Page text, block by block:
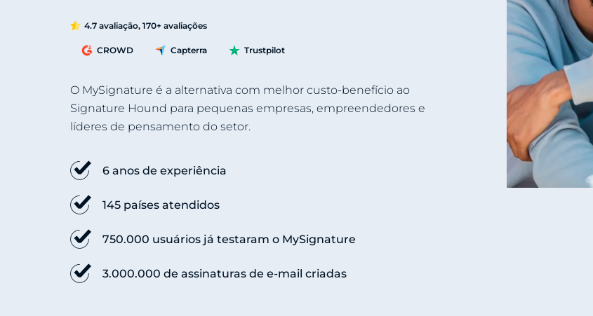
4.7 avaliação, 170+ avaliações
CROWD Capterra Trustpilot
O MySignature é a alternativa com melhor custo-benefício ao
Signature Hound para pequenas empresas, empreendedores e
líderes de pensamento do setor.
6 anos de experiência
145 países atendidos
750.000 usuários já testaram o MySignature
3.000.000 de assinaturas de e-mail criadas